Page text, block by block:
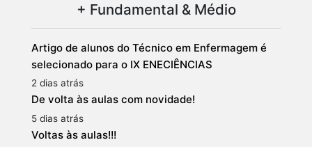
+ Fundamental & Médio
Artigo de alunos do Técnico em Enfermagem é
selecionado para o IX ENECIÊNCIAS
2 dias atrás
De volta às aulas com novidade!
5 dias atrás
Voltas às aulas!!!